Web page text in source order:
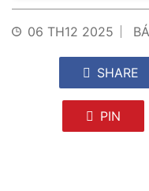
06 TH12 2025
SHARE
PIN